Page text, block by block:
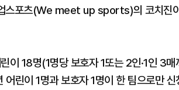
스포츠(We meet up sports)의 코치진
이 18명(1명당 보호자 1또는 2인·1인 3
어린이 1명과 보호자 1명이 한 팀으로만